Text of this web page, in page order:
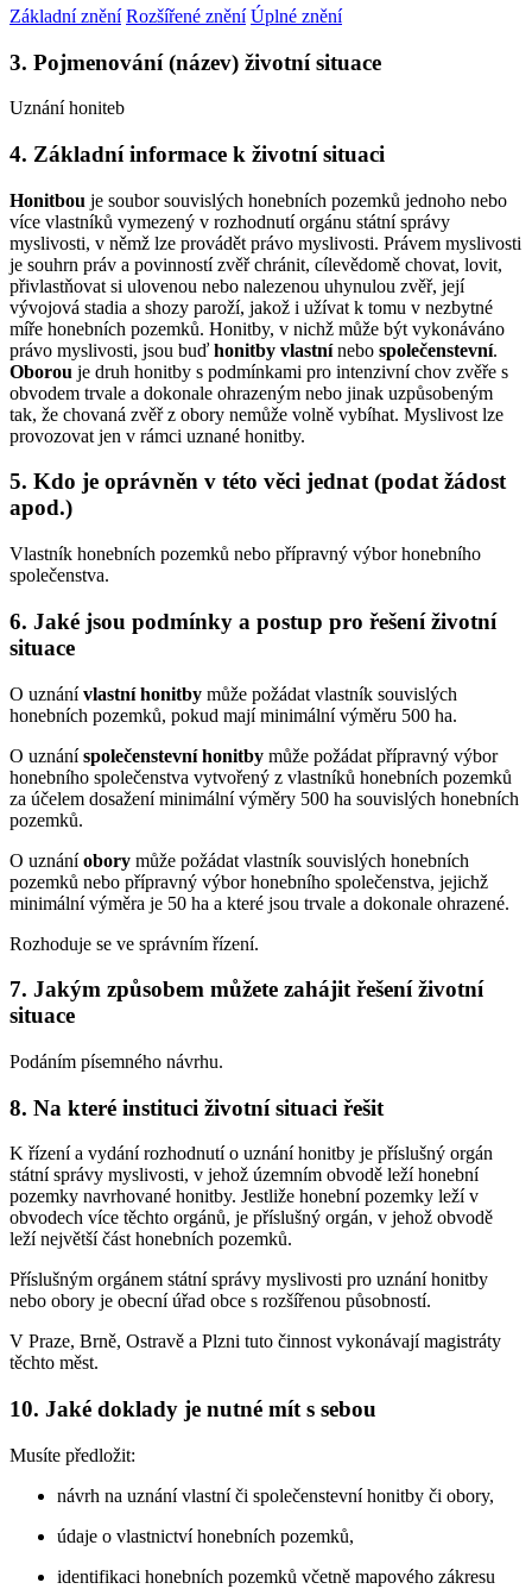
Základní znění Rozšířené znění Úplné znění
3. Pojmenování (název) životní situace
Uznání honiteb
4. Základní informace k životní situaci
Honitbou je soubor souvislých honebních pozemků jednoho nebo
více vlastníků vymezený v rozhodnutí orgánu státní správy
myslivosti, v němž lze provádět právo myslivosti. Právem myslivosti
je souhrn práv a povinností zvěř chránit, cílevědomě chovat, lovit,
přivlastňovat si ulovenou nebo nalezenou uhynulou zvěř, její
vývojová stadia a shozy paroží, jakož i užívat k tomu v nezbytné
míře honebních pozemků. Honitby, v nichž může být vykonáváno
právo myslivosti, jsou buď honitby vlastnínebo společenstevní.
Oborou je druh honitby s podmínkami pro intenzivní chov zvěře s
obvodem trvale a dokonale ohrazeným nebo jinak uzpůsobeným
tak, že chovaná zvěř z obory nemůže volně vybíhat. Myslivost lze
provozovat jen v rámci uznané honitby.
5. Kdo je oprávněn v této věci jednat (podat žádost
apod.)
Vlastník honebních pozemků nebo přípravný výbor honebního
společenstva.
6. Jaké jsou podmínky a postup pro řešení životní
situace
O uznánívlastní honitby může požádat vlastník souvislých
honebních pozemků, pokud mají minimální výměru 500 ha.
O uznáníspolečenstevní honitby může požádat přípravný výbor
honebního společenstva vytvořený z vlastníků honebních pozemků
za účelem dosažení minimální výměry 500 ha souvislých honebních
pozemků.
O uznáníobory může požádat vlastník souvislých honebních
pozemků nebo přípravný výbor honebního společenstva, jejichž
minimální výměra je 50 ha a které jsou trvale a dokonale ohrazené.
Rozhoduje se ve správním řízení.
7. Jakým způsobem můžete zahájit řešení životní
situace
Podáním písemného návrhu.
8. Na které instituci životní situaci řešit
K řízení a vydání rozhodnutí o uznání honitby je příslušný orgán
státní správy myslivosti, v jehož územním obvodě leží honební
pozemky navrhované honitby. Jestliže honební pozemky leží v
obvodech více těchto orgánů, je příslušný orgán, v jehož obvodě
leží největší část honebních pozemků.
Příslušným orgánem státní správy myslivosti pro uznání honitby
nebo obory je obecní úřad obce s rozšířenou působností.
V Praze, Brně, Ostravě a Plzni tuto činnost vykonávají magistráty
těchto měst.
10. Jaké doklady je nutné mít s sebou
Musíte předložit:
návrh na uznání vlastní či společenstevní honitby či obory,
údaje o vlastnictví honebních pozemků,
identifikaci honebních pozemků včetně mapového zákresu